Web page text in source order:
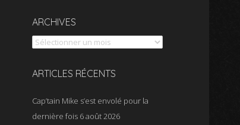
ARCHIVES
Archives
ARTICLES RÉCENTS
Cap’tain Mike s’est envolé pour la
dernière fois 6 août 2026